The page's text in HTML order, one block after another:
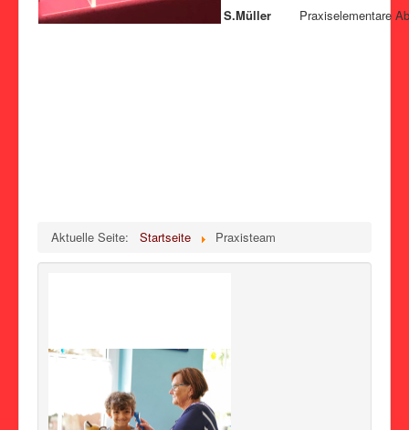
S.Müller
Praxiselementare
Aktuelle Seite: Startseite Praxisteam